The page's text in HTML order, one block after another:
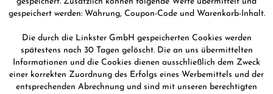
gespeichert werden: Währung, Coupon-Code und Warenkorb-Inhalt.
Die durch die Linkster GmbH gespeicherten Cookies werden
spätestens nach 30 Tagen gelöscht. Die an uns übermittelten
Informationen und die Cookies dienen ausschließlich dem Zweck
einer korrekten Zuordnung des Erfolgs eines Werbemittels und der
entsprechenden Abrechnung und sind mit unseren berechtigten